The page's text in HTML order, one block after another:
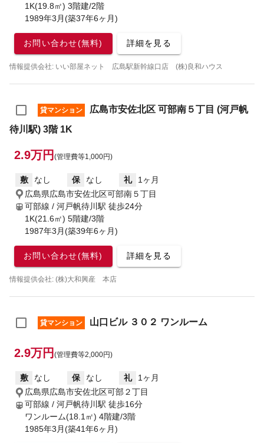
1K(19.8㎡) 3階建/2階
1989年3月(築37年6ヶ月)
お問い合わせ(無料) 詳細を見る
情報提供会社: いい部屋ネット 広島駅新幹線口店 (株)良和ハウス
貸マンション
広島市安佐北区 可部南５丁目 (河戸帆
待川駅) 3階 1K
2.9万円 (管理費等1,000円)
敷 なし 保 なし 礼
1ヶ月
広島県広島市安佐北区可部南５丁目
可部線 / 河戸帆待川駅 徒歩24分
1K(21.6㎡) 5階建/3階
1987年3月(築39年6ヶ月)
お問い合わせ(無料) 詳細を見る
情報提供会社: (株)大和興産 本店
貸マンション 山口ビル ３０２ ワンルーム
2.9万円 (管理費等2,000円)
敷 なし 保 なし 礼
1ヶ月
広島県広島市安佐北区可部２丁目
可部線 / 河戸帆待川駅 徒歩16分
ワンルーム(18.1㎡) 4階建/3階
1985年3月(築41年6ヶ月)